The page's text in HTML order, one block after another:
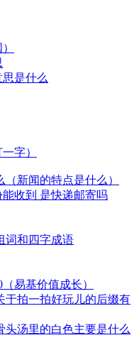
是什么
字）
新闻的特点是什么）
收到 是快递邮寄吗
词和四字成语
易基价值成长）
于拍一拍好玩儿的后缀有
头汤里的白色主要是什么